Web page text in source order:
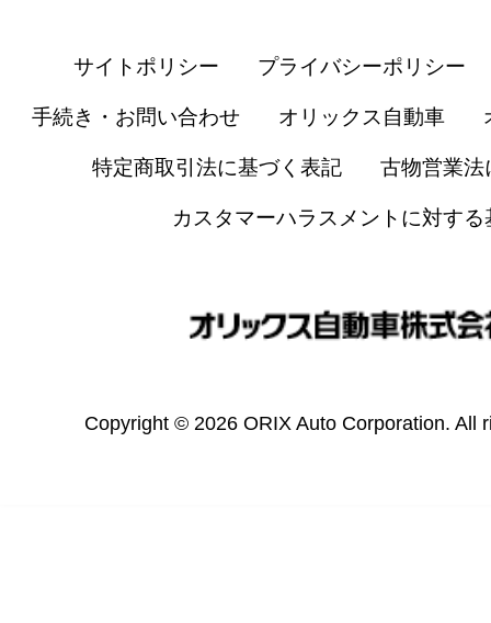
サイトポリシー プライバシーポリシー
手続き・お問い合わせ オリックス自動車
特定商取引法に基づく表記 古物営業法
カスタマーハラスメントに対する
Copyright © 2026 ORIX Auto Corporation. All